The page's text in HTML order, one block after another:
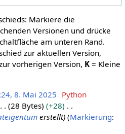
Markiere die
Versionen und drücke
am unteren Rand.
zur aktuellen Version,
vorherigen Version, K= Kleine
8. Mai 2025 Python
28 Bytes
+28
erstellt Markierung: